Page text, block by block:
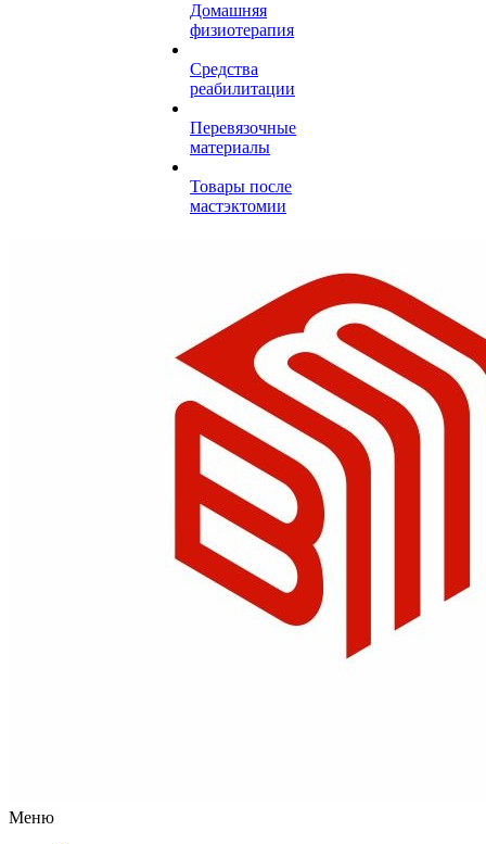
Домашняя
физиотерапия
Средства
реабилитации
Перевязочные
материалы
Товары после
мастэктомии
Меню